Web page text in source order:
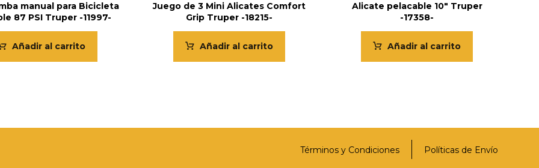
manual para Bicicleta
87 PSI Truper -11997-
Añadir al carrito
Juego de 3 Mini Alicates Comfort
Grip Truper -18215-
Añadir al carrito
Alicate pelacable 10″ Truper
-17358-
Añadir al carrito
Políticas de Envío
Términos y Condiciones